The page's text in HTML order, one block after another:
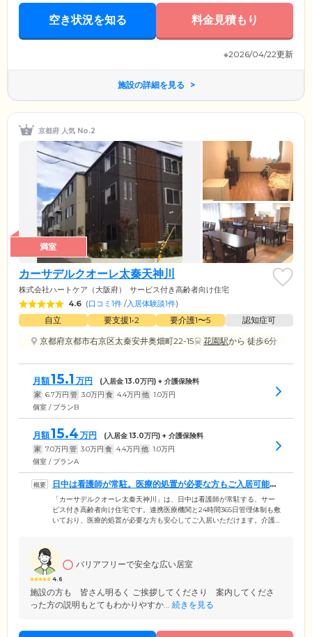
空き状況を知る 料金見積もり
※2026/04/22更新
施設の詳細を見る
京都府 人気 No.2
満室
カーサデルクオーレ太秦天神川
株式会社ハートケア（大阪府）
サービス付き高齢者向け住宅
4.6 (口コミ1件 /入居体験談1件)
自立 要支援1•2 要介護1〜5
認知症可
京都府京都市右京区太秦安井奥畑町22-15
花園駅から 徒歩6分
月額15.1 万円 (入居金13.0万円) + 介護保険料
家 6.7万円 管 3.0万円 食 4.4万円 他 1.0万円
個室 / プランB
月額15.4 万円 (入居金13.0万円) + 介護保険料
家 7.0万円 管 3.0万円 食 4.4万円 他 1.0万円
個室 / プランA
日中は看護師が常駐。医療的処置が必要な方もご入居可能で
す「カーサデルクオーレ太秦天神川」は、日中は看護師が常駐する、サー
ビス付き高齢者向け住宅です。連携医療機関と24時間365日管理体制も敷
いており、医療的処置が必要な方も安心してご入居いただけます。介護
療・介護事業を展開。介護ケアが必要な場合は、お一人おひとりの身体
状況に合わせたケアプラン作成から承れます。充実の介護・看護体制を
整えて、楽しく充実した毎日が送れるよう支援いたします。
4.6
バリアフリーで安全な広い居室
施設の方も 皆さん明るく ご挨拶してくださり 案内してくださ
った方の説明もとてもわかりやすか... 続きを見る